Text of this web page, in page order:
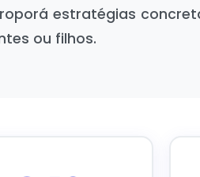
estratégias
ou filhos.